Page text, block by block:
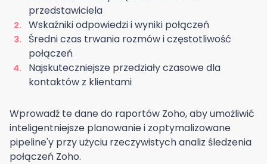
przedstawiciela
Wskaźniki odpowiedzi i wyniki połączeń
Średni czas trwania rozmów i częstotliwość
połączeń
Najskuteczniejsze przedziały czasowe dla
kontaktów z klientami
Wprowadź te dane do raportów Zoho, aby umożliwić
inteligentniejsze planowanie i zoptymalizowane
pipeline'y przy użyciu rzeczywistych analiz śledzenia
połączeń Zoho.